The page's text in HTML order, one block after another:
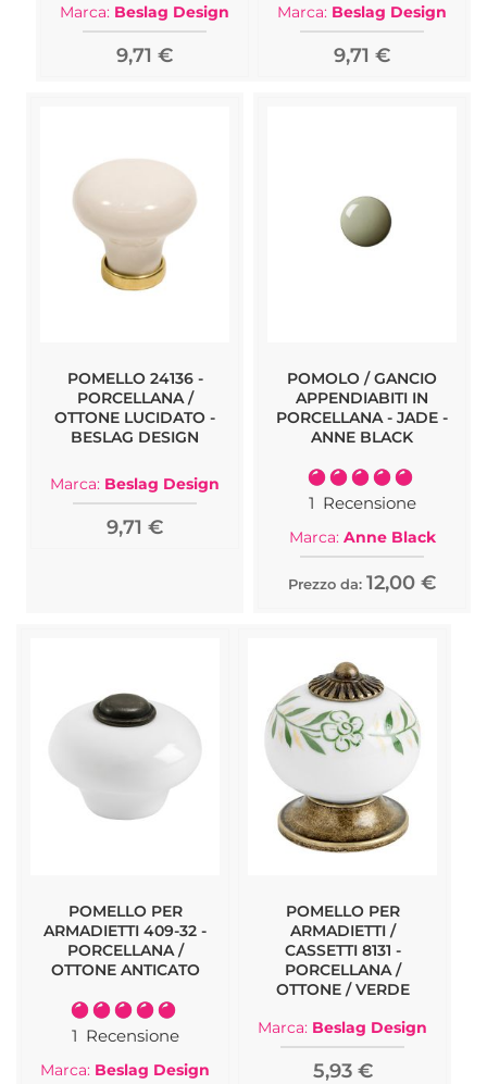
Marca: Beslag Design
9,71 €
Marca: Beslag Design
9,71 €
POMELLO 24136 -
PORCELLANA /
OTTONE LUCIDATO -
BESLAG DESIGN
Marca: Beslag Design
9,71 €
POMOLO / GANCIO
APPENDIABITI IN
PORCELLANA - JADE -
ANNE BLACK
Valutazione:
100%
1 Recensione
Marca: Anne Black
Prezzo da: 12,00 €
POMELLO PER
ARMADIETTI 409-32 -
PORCELLANA /
OTTONE ANTICATO
Valutazione:
100%
1 Recensione
Marca: Beslag Design
POMELLO PER
ARMADIETTI /
CASSETTI 8131 -
PORCELLANA /
OTTONE / VERDE
Marca: Beslag Design
5,93 €